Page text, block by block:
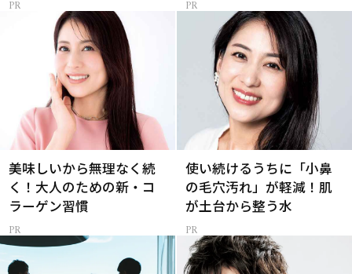
美味しいから無理なく続
く！大人のための新・コ
ラーゲン習慣
使い続けるうちに「小鼻
の毛穴汚れ」が軽減！肌
が土台から整う水